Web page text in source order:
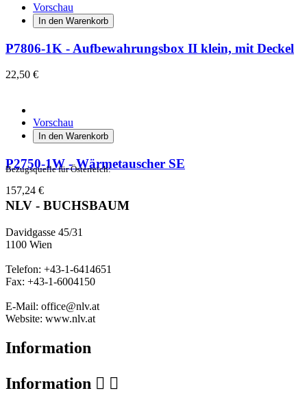
Vorschau
In den Warenkorb
P7806-1K - Aufbewahrungsbox II klein, mit Deckel
22,50 €
Vorschau
In den Warenkorb
P2750-1W - Wärmetauscher SE
157,24 €
Bezugsquelle für Österreich:
NLV - BUCHSBAUM
Davidgasse 45/31
1100 Wien
Telefon: +43-1-6414651
Fax: +43-1-6004150
E-Mail: office@nlv.at
Website: www.nlv.at
Information
Information  